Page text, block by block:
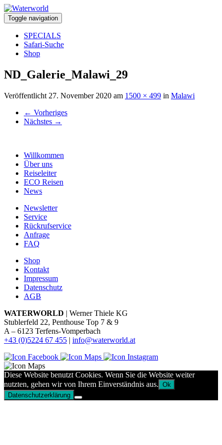
Toggle navigation
SPECIALS
Safari-Suche
Shop
ND_Galerie_Malawi_29
Veröffentlicht 27. November 2020 am 1500 × 499 in Malawi
← Vorheriges
Nächstes →
Willkommen
Über uns
Reiseleiter
ECO Reisen
News
Newsletter
Service
Rückrufservice
Anfrage
FAQ
Shop
Kontakt
Impressum
Datenschutz
AGB
WATERWORLD | Werner Thiele KG
Stublerfeld 22, Penthouse Top 7 & 9
A – 6123 Terfens-Vomperbach
+43 (0)5224 67 455 | info@waterworld.at
Diese Website benutzt Cookies. Wenn Sie die Website weiter
nutzten, gehen wir von Ihrem Einverständnis aus. Ok
Datenschutzerklärung